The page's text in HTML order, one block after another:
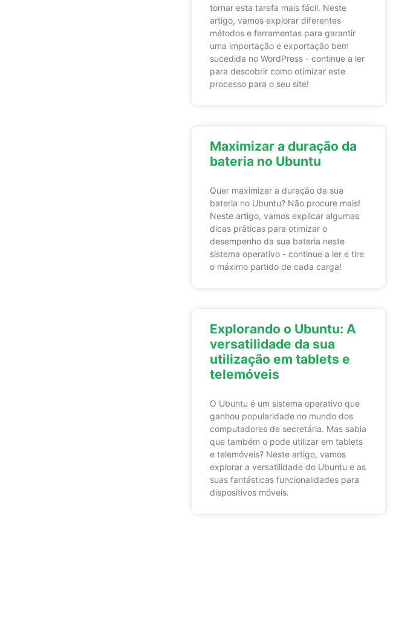
tornar esta tarefa mais fácil. Neste
artigo, vamos explorar diferentes
métodos e ferramentas para garantir
uma importação e exportação bem
sucedida no WordPress - continue a ler
para descobrir como otimizar este
processo para o seu site!
Maximizar a duração da
bateria no Ubuntu
Quer maximizar a duração da sua
bateria no Ubuntu? Não procure mais!
Neste artigo, vamos explicar algumas
dicas práticas para otimizar o
desempenho da sua bateria neste
sistema operativo - continue a ler e tire
o máximo partido de cada carga!
Explorando o Ubuntu: A
versatilidade da sua
utilização em tablets e
telemóveis
O Ubuntu é um sistema operativo que
ganhou popularidade no mundo dos
computadores de secretária. Mas sabia
que também o pode utilizar em tablets
e telemóveis? Neste artigo, vamos
explorar a versatilidade do Ubuntu e as
suas fantásticas funcionalidades para
dispositivos móveis.